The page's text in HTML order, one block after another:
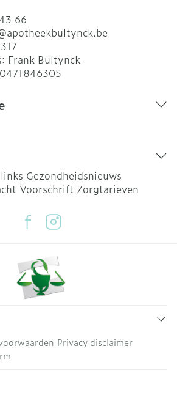
66
apotheekbultynck.be
Frank Bultynck
Gezondheidsnieuws
Voorschrift Zorgtarieven
Privacy disclaimer